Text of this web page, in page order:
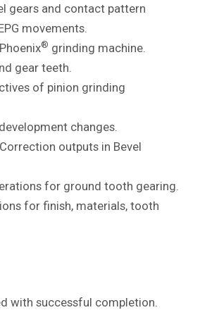
gears and contact pattern
movements.
® grinding machine
gear teeth.
of pinion grinding
changes.
outputs in Bevel
for ground tooth gearing.
for finish, materials, tooth
with successful completion.